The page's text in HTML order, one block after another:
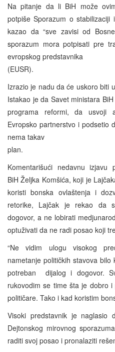
Na pitanje da li BiH može
potpiše Sporazum o
kazao da “sve zavisi od
sporazum mora potpisati pre
evropskog predstavnika
(EUSR).
Izrazio je nadu da će uskoro biti
Istakao je da Savet ministara
programa reformi, da usvoji
Evropsko partnerstvo i podsetio
nema takav
plan.
Komentarišući nedavnu izjavu
BiH Željka Komšića, koji je
koristi bonska ovlaštenja i
retorike, Lajčak je rekao da
dogovor, a ne lobirati
optuživati da ne radi posao koji
“Ne vidim ulogu visokog
nametanje političkih stavova
potreban dijalog i dogovor.
rukovodim se time šta je dobro
političare. Tako i kad koristim
Visoki predstavnik je naglasio
Dejtonskog mirovnog
raditi svoj posao i pronalaziti